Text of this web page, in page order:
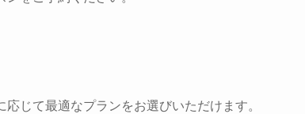
じて最適なプランをお選びいただけます。